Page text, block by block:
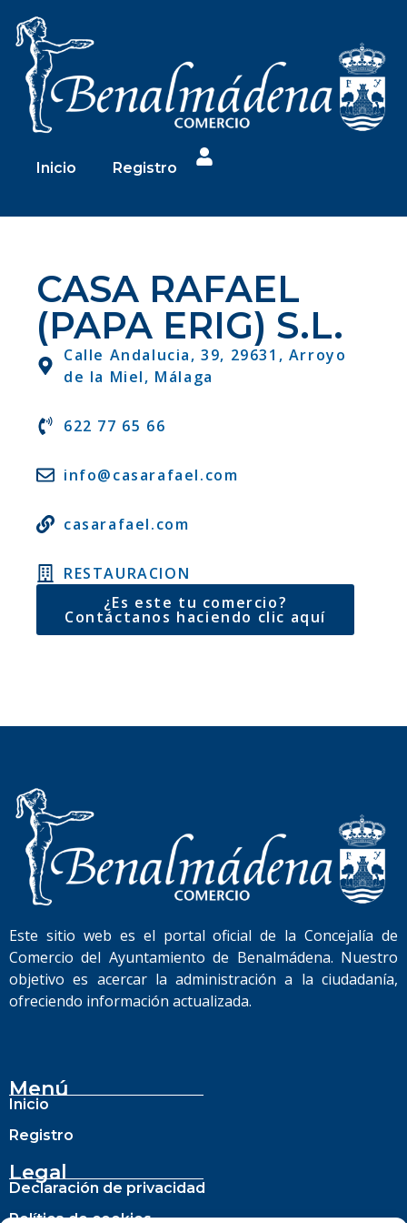
Inicio Registro
CASA RAFAEL
(PAPA ERIG) S.L.
Calle Andalucia, 39, 29631, Arroyo
de la Miel, Málaga
622 77 65 66
info@casarafael.com
casarafael.com
RESTAURACION
¿Es este tu comercio?
Contáctanos haciendo clic aquí
Este sitio web es el portal oficial de la Concejalía de
Comercio del Ayuntamiento de Benalmádena. Nuestro
objetivo es acercar la administración a la ciudadanía,
ofreciendo información actualizada.
Menú
Inicio
Registro
Legal
Declaración de privacidad
Política de cookies